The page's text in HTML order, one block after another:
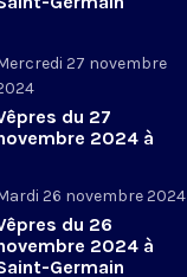
27 novembre
du 27
2024 à
26 novembre 2024
du 26
2024 à
Germain